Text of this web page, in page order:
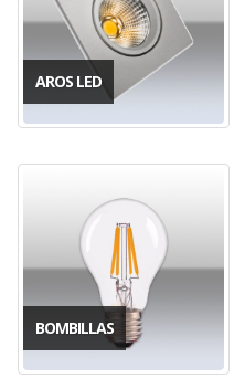
AROS LED
BOMBILLAS